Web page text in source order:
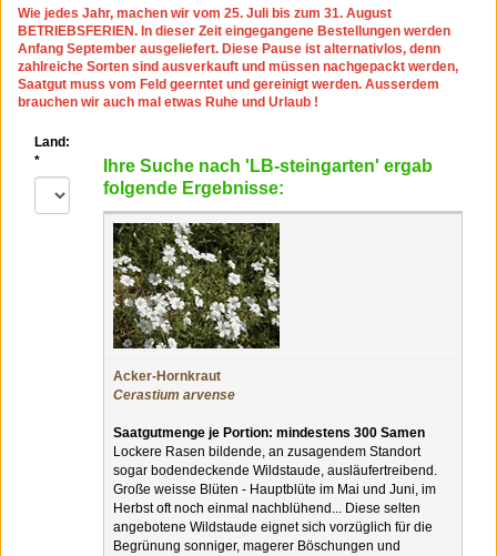
Wie jedes Jahr, machen wir vom 25. Juli bis zum 31. August
BETRIEBSFERIEN. In dieser Zeit eingegangene Bestellungen werden
Anfang September ausgeliefert. Diese Pause ist alternativlos, denn
zahlreiche Sorten sind ausverkauft und müssen nachgepackt werden,
Saatgut muss vom Feld geerntet und gereinigt werden. Ausserdem
brauchen wir auch mal etwas Ruhe und Urlaub !
Land:
*
Ihre Suche nach 'LB-steingarten' ergab
folgende Ergebnisse:
Acker-Hornkraut
Cerastium arvense
Saatgutmenge je Portion: mindestens 300 Samen
Lockere Rasen bildende, an zusagendem Standort
sogar bodendeckende Wildstaude, ausläufertreibend.
Große weisse Blüten - Hauptblüte im Mai und Juni, im
Herbst oft noch einmal nachblühend... Diese selten
angebotene Wildstaude eignet sich vorzüglich für die
Begrünung sonniger, magerer Böschungen und